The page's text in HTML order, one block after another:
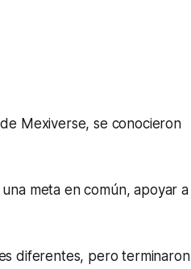
Mexiverse, se conocieron
meta en común, apoyar a
diferentes, pero terminaron